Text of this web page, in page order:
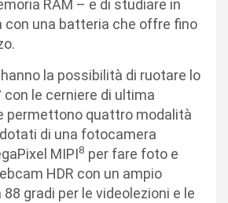
RAM – e di studiare in
una batteria che offre fino
la possibilità di ruotare lo
con le cerniere di ultima
permettono quattro modalità
di una fotocamera
MIPI8 per fare foto e
HDR con un ampio
gradi per le videolezioni e le